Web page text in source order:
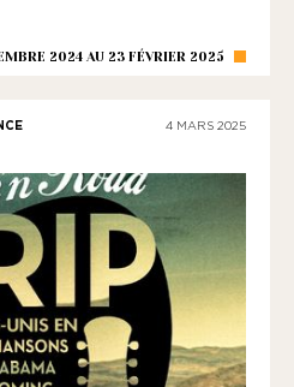
2024 AU 23 FÉVRIER 2025
4 MARS 2025